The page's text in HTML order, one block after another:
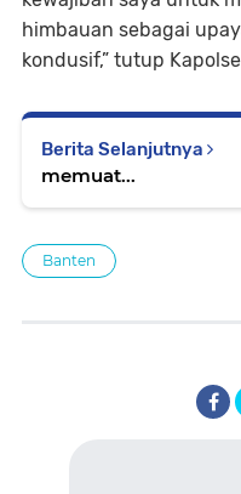
himbauan sebagai
kondusif,” tutup
Berita Selanjutnya
memuat...
Banten